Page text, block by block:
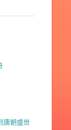
唐朝盛世